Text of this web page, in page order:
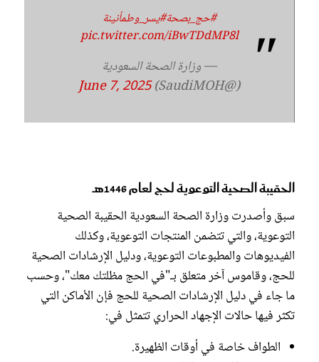
#حج_بصحة#يسر_وطمأنينة
pic.twitter.com/iBwTDdMP8l
— وزارة الصحة السعودية
(@SaudiMOH)
June 7, 2025
الحقيبة الصحية التوعوية لحج لعام 1446هـ
سبق وأصدرت وزارة الصحة السعودية الحقيبة الصحية
التوعوية، والتي تتضمن المنتجات التوعوية، وكذلك
الفيديوهات والمطبوعات التوعوية، ودليل الإرشادات الصحية
للحج، وقاموس آخر متعلق بـ"في الحج مظلتك معك"، وحسب
ما جاء في دليل الإرشادات الصحية للحج فإن الأماكن التي
تكثر فيها حالات الإجهاد الحراري تتمثل في:
الطواف خاصة في أوقات الظهيرة.